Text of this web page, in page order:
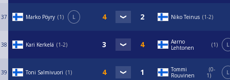
37 Marko Pöyry 1 L Niko Teinus 1-2
38 Kari Kerkelä 1-2
Aarno
Lehtonen
1 L
39 Toni Salmivuori 1
Tommi
Rouvinen
0-
1
L